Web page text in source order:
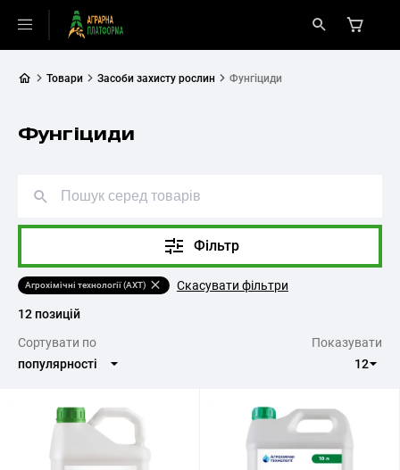
Товари Засоби захисту рослин Фунгіциди
Фунгіциди
Агрохімічні технології (АХТ) Скасувати фільтри
Фільтр
12 позицій
Cортувати по
Показувати